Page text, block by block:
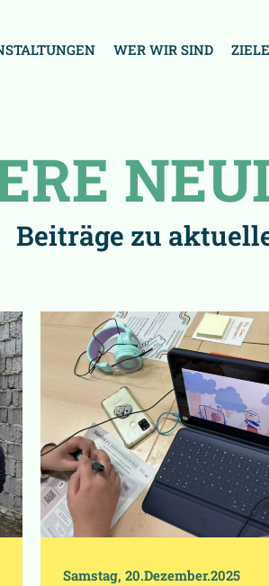
WER WIR SIND ZIELE
Beiträge zu
Samstag, 20.Dezember.2025